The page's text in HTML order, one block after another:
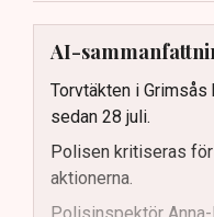
AI-
Torvtäkten i
sedan 28 juli.
Polisen kritiseras
aktionerna.